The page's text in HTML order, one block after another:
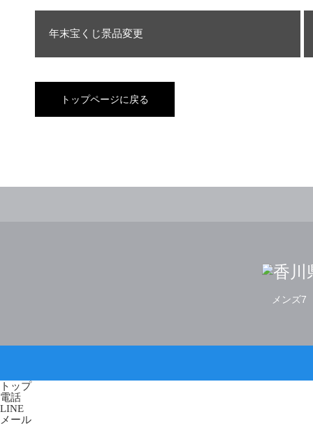
年末宝くじ景品変更
トップページに戻る
メンズ7
トップ
電話
LINE
メール